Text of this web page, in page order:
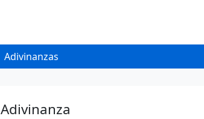
Adivinanzas
Adivinanza